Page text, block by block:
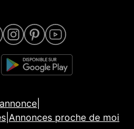
Annonces proche de moi